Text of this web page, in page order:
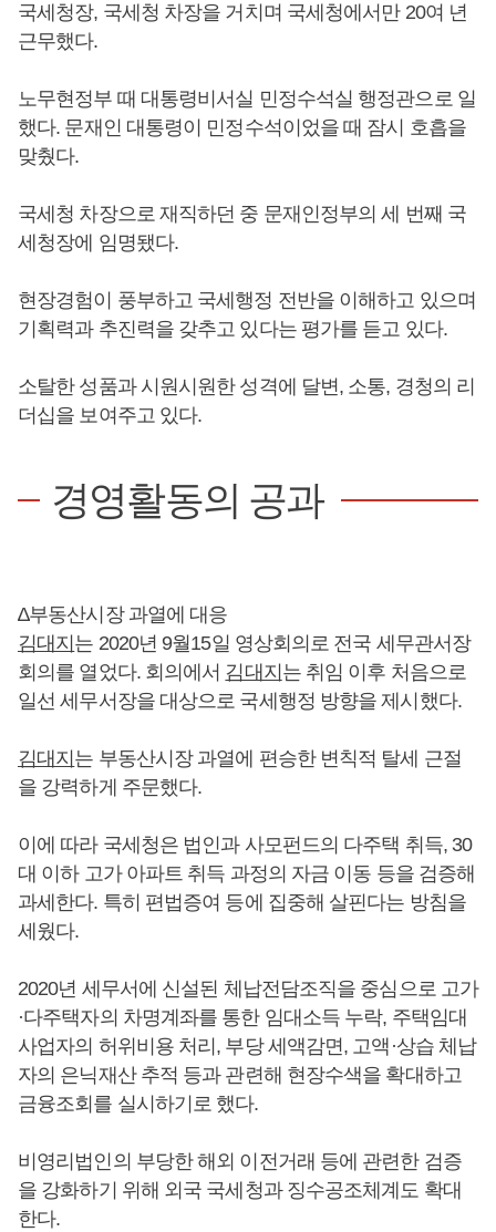
국세청장, 국세청 차장을 거치며 국세청에서만 20여 년
근무했다.
노무현정부 때 대통령비서실 민정수석실 행정관으로 일
했다. 문재인 대통령이 민정수석이었을 때 잠시 호흡을
맞췄다.
국세청 차장으로 재직하던 중 문재인정부의 세 번째 국
세청장에 임명됐다.
현장경험이 풍부하고 국세행정 전반을 이해하고 있으며
기획력과 추진력을 갖추고 있다는 평가를 듣고 있다.
소탈한 성품과 시원시원한 성격에 달변, 소통, 경청의 리
더십을 보여주고 있다.
경영활동의 공과
∆부동산시장 과열에 대응
김대지 는 2020년 9월15일 영상회의로 전국 세무관서장
회의를 열었다. 회의에서 김대지 는 취임 이후 처음으로
일선 세무서장을 대상으로 국세행정 방향을 제시했다.
김대지 는 부동산시장 과열에 편승한 변칙적 탈세 근절
을 강력하게 주문했다.
이에 따라 국세청은 법인과 사모펀드의 다주택 취득, 30
대 이하 고가 아파트 취득 과정의 자금 이동 등을 검증해
과세한다. 특히 편법증여 등에 집중해 살핀다는 방침을
세웠다.
2020년 세무서에 신설된 체납전담조직을 중심으로 고가
·다주택자의 차명계좌를 통한 임대소득 누락, 주택임대
사업자의 허위비용 처리, 부당 세액감면, 고액·상습 체납
자의 은닉재산 추적 등과 관련해 현장수색을 확대하고
금융조회를 실시하기로 했다.
비영리법인의 부당한 해외 이전거래 등에 관련한 검증
을 강화하기 위해 외국 국세청과 징수공조체계도 확대
한다.